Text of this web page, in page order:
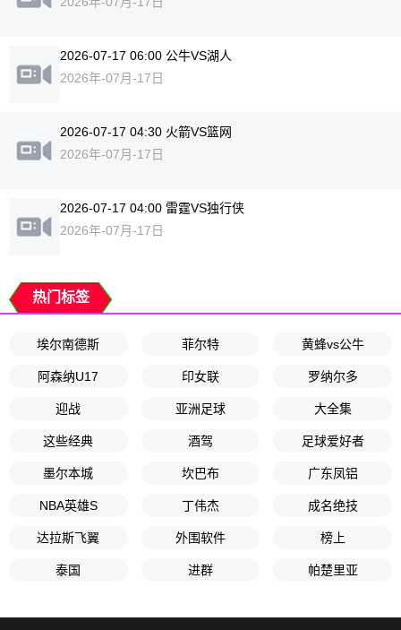
2026-07-17 06:00 公牛VS湖人
2026年-07月-17日
2026-07-17 04:30 火箭VS篮网
2026年-07月-17日
2026-07-17 04:00 雷霆VS独行侠
2026年-07月-17日
热门标签
埃尔南德斯 菲尔特 黄蜂vs公牛
阿森纳U17 印女联 罗纳尔多
迎战 亚洲足球 大全集
这些经典 酒驾 足球爱好者
墨尔本城 坎巴布 广东凤铝
NBA英雄S 丁伟杰 成名绝技
达拉斯飞翼 外围软件 榜上
泰国 进群 帕楚里亚